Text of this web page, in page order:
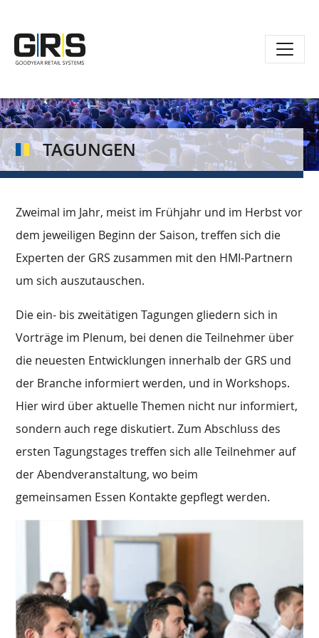
Inhalt
TAGUNGEN
Zweimal im Jahr, meist im Frühjahr und im Herbst vor
dem jeweiligen Beginn der Saison, treffen sich die
Experten der GRS zusammen mit den HMI-Partnern
um sich auszutauschen.
Die ein- bis zweitätigen Tagungen gliedern sich in
Vorträge im Plenum, bei denen die Teilnehmer über
die neuesten Entwicklungen innerhalb der GRS und
der Branche informiert werden, und in Workshops.
Hier wird über aktuelle Themen nicht nur informiert,
sondern auch rege diskutiert. Zum Abschluss des
ersten Tagungstages treffen sich alle Teilnehmer auf
der Abendveranstaltung, wo beim
gemeinsamen Essen Kontakte gepflegt werden.